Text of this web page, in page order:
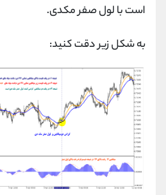
است با لول صفر مکدی.
به شکل زیر دقت کنید: